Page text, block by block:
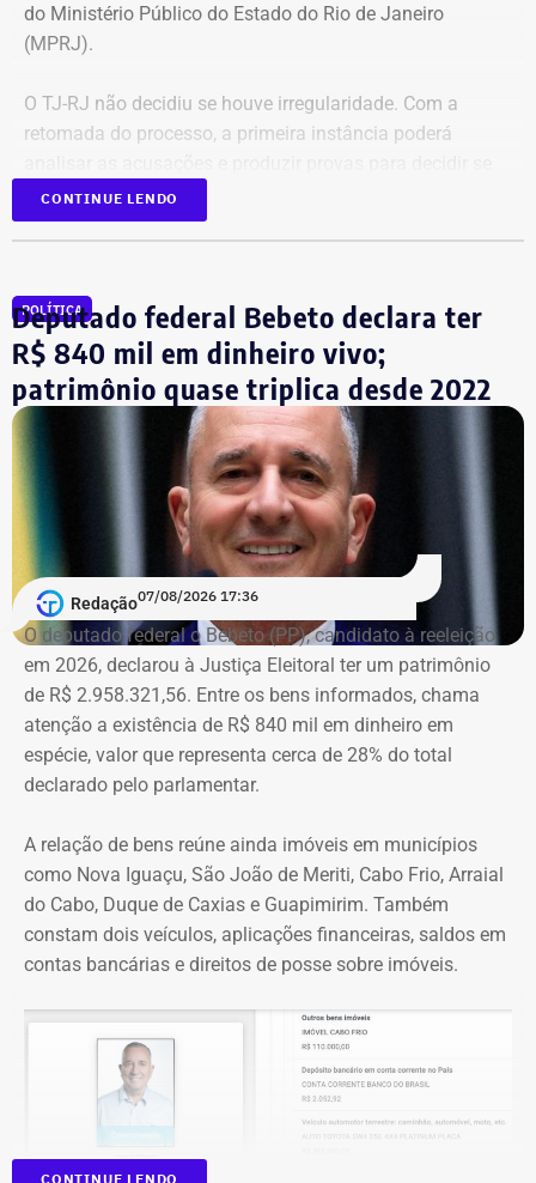
do Ministério Público do Estado do Rio de Janeiro
(MPRJ).
O TJ-RJ não decidiu se houve irregularidade. Com a
retomada do processo, a primeira instância poderá
houve uso indevido da publicidade oficial.
A ação popular, apresentada pelo advogado Fernando
Lyra Reis, aléga que a gestão Crivella usou perfis oficiais
da prefeitura em redes sociais, no Diário Oficial do
Município e em outros canais institucionais para divulgar
conteúdos que, segundo ação, iam além da informação
do poder público e promoviam pessoalmente o então
prefeito e integrantes do governo.
A acusação afirma que esses canais passaram a
apresentar Crivella como responsável direto por obras,
serviços e programas públicos. Um exemplo disso,
segundo a Ação Popular, foram as publicações em que
Crivella aparece anunciando entregas de obras e
reformas de praças, além de mensagens em primeira
pessoa, como: “Estamos aqui recuperando os aparelhos
da praça”.
*Com informações do g1
CONTINUE LENDO
POLÍTICA
Deputado federal Bebeto declara ter
R$ 840 mil em dinheiro vivo;
patrimônio quase triplica desde 2022
Redação07/08/2026 17:36
O deputado federal o Bebeto (PP), candidato à reeleição
em 2026, declarou à Justiça Eleitoral ter um patrimônio
de R$ 2.958.321,56. Entre os bens informados, chama
atenção a existência de R$ 840 mil em dinheiro em
espécie, valor que representa cerca de 28% do total
declarado pelo parlamentar.
A relação de bens reúne ainda imóveis em municípios
como Nova Iguaçu, São João de Meriti, Cabo Frio, Arraial
do Cabo, Duque de Caxias e Guapimirim. Também
constam dois veículos, aplicações financeiras, saldos em
contas bancárias e direitos de posse sobre imóveis.